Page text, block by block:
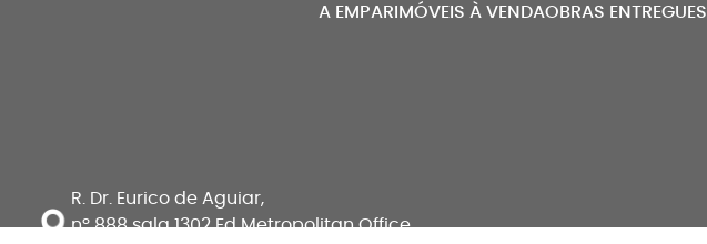
A EMPAR IMÓVEIS À VENDAOBRAS ENTREGUES
R. Dr. Eurico de Aguiar,
nº 888 sala 1302 Ed Metropolitan Office